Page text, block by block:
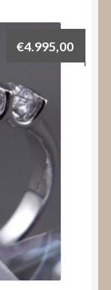
€4.995,00